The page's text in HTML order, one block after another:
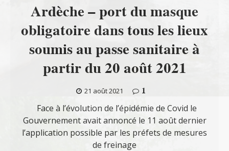
Ardèche – port du masque
obligatoire dans tous les lieux
soumis au passe sanitaire à
partir du 20 août 2021
21 août 2021
1
Face à l’évolution de l’épidémie de Covid le
Gouvernement avait annoncé le 11 août dernier
l’application possible par les préfets de mesures
de freinage